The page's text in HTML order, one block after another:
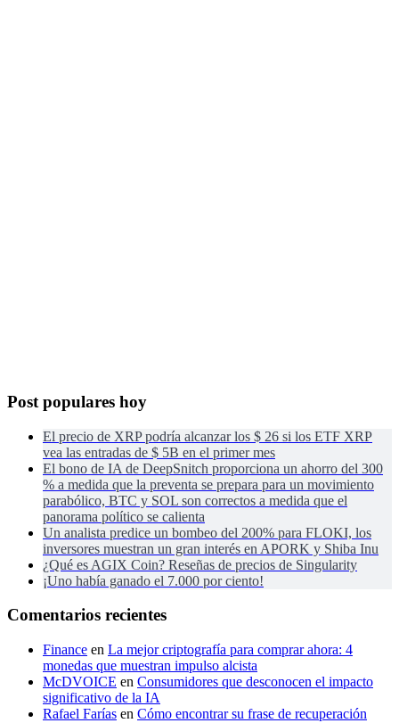
Post populares hoy
El precio de XRP podría alcanzar los $ 26 si los ETF XRP
vea las entradas de $ 5B en el primer mes
El bono de IA de DeepSnitch proporciona un ahorro del 300
% a medida que la preventa se prepara para un movimiento
parabólico, BTC y SOL son correctos a medida que el
panorama político se calienta
Un analista predice un bombeo del 200% para FLOKI, los
inversores muestran un gran interés en APORK y Shiba Inu
¿Qué es AGIX Coin? Reseñas de precios de Singularity
¡Uno había ganado el 7.000 por ciento!
Comentarios recientes
Finance en La mejor criptografía para comprar ahora: 4
monedas que muestran impulso alcista
McDVOICE en Consumidores que desconocen el impacto
significativo de la IA
Rafael Farías en Cómo encontrar su frase de recuperación